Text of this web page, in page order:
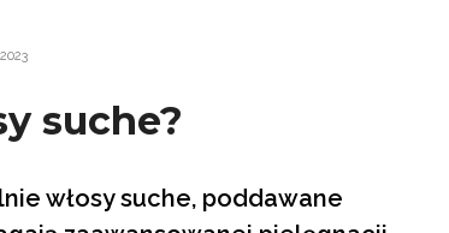
suche?
włosy suche, poddawane